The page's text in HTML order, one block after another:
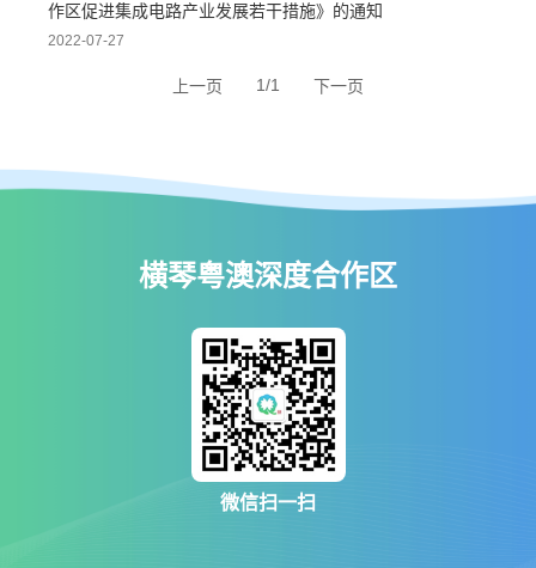
作区促进集成电路产业发展若干措施》的通知
2022-07-27
上一页 1/1 下一页
横琴粤澳深度合作区
微信扫一扫